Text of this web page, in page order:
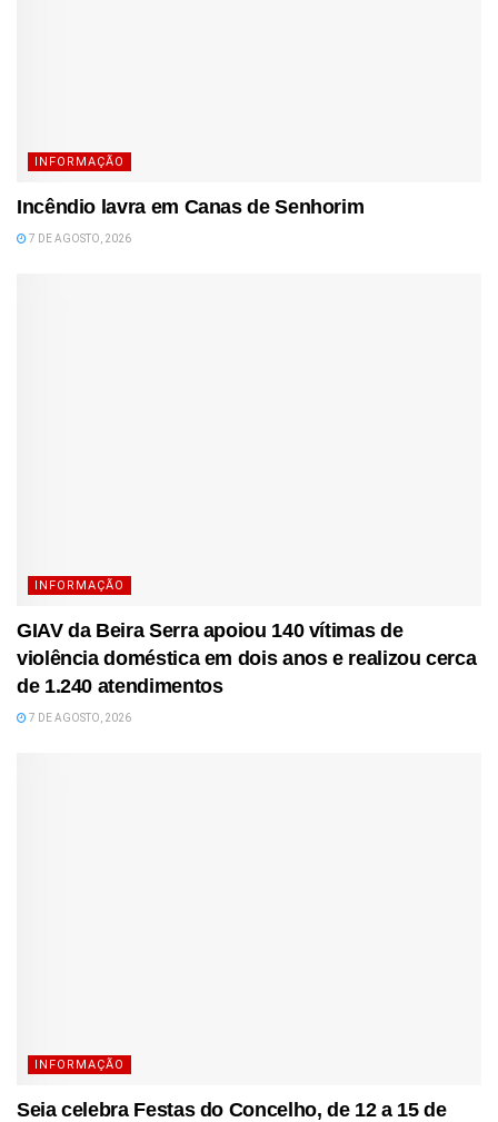
INFORMAÇÃO
Incêndio lavra em Canas de Senhorim
7 DE AGOSTO, 2026
INFORMAÇÃO
GIAV da Beira Serra apoiou 140 vítimas de
violência doméstica em dois anos e realizou cerca
de 1.240 atendimentos
7 DE AGOSTO, 2026
INFORMAÇÃO
Seia celebra Festas do Concelho, de 12 a 15 de